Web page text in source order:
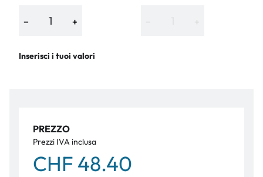
− +
Inserisci i tuoi valori
PREZZO
Prezzi IVA inclusa
CHF 48.40